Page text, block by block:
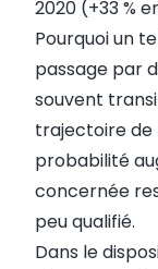
2020 (+33 %
Pourquoi un
passage par
souvent
trajectoire de
probabilité
concernée
peu qualifié.
Dans le